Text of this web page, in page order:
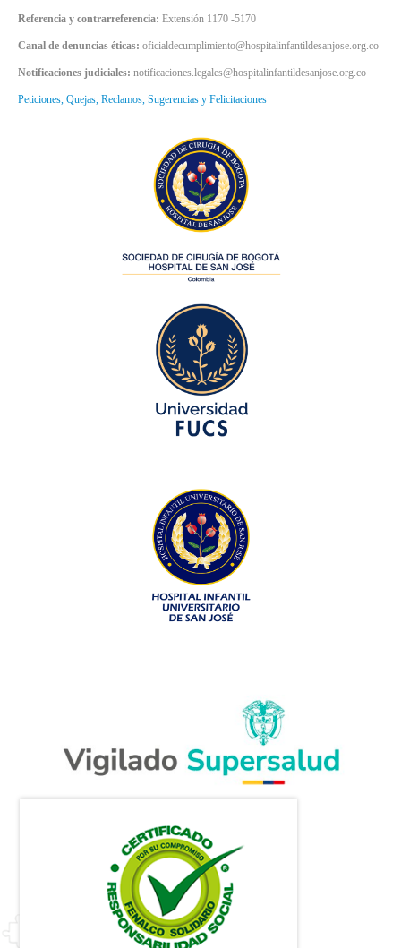
Referencia y contrarreferencia: Extensión 1170 -5170
Canal de denuncias éticas: oficialdecumplimiento@hospitalinfantildesanjose.org.co
Notificaciones judiciales: notificaciones.legales@hospitalinfantildesanjose.org.co
Peticiones, Quejas, Reclamos, Sugerencias y Felicitaciones